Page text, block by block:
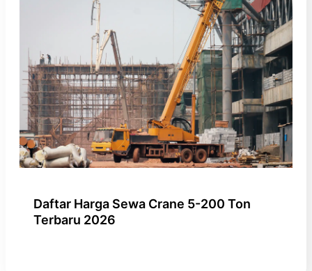
Daftar Harga Sewa Crane 5-200 Ton
Terbaru 2026